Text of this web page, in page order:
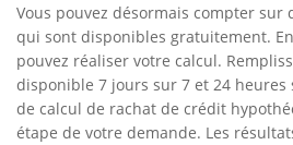
Vous pouvez désormais compter sur
qui sont disponibles gratuitement.
pouvez réaliser votre calcul.
disponible 7 jours sur 7 et 24 heures
de calcul de rachat de crédit
étape de votre demande. Les